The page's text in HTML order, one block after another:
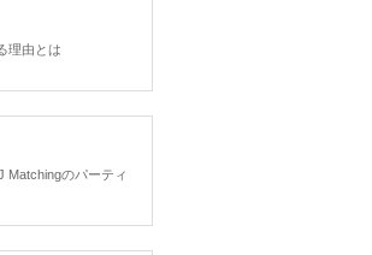
理由とは
Matchingのパーティ